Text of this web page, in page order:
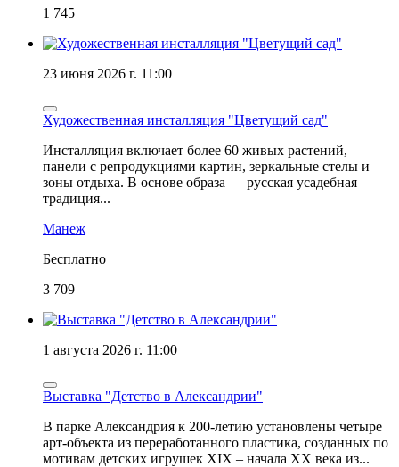
1 745
23 июня 2026 г. 11:00
Художественная инсталляция "Цветущий сад"
Инсталляция включает более 60 живых растений,
панели с репродукциями картин, зеркальные стелы и
зоны отдыха. В основе образа — русская усадебная
традиция...
Манеж
Бесплатно
3 709
1 августа 2026 г. 11:00
Выставка "Детство в Александрии"
В парке Александрия к 200-летию установлены четыре
арт-объекта из переработанного пластика, созданных по
мотивам детских игрушек XIX – начала XX века из...